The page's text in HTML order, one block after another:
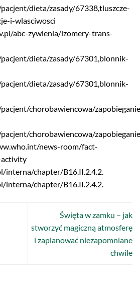
dieta/zasady/67338,tluszcze-
i-wlasciwosci
abc-zywienia/izomery-trans-
dieta/zasady/67301,blonnik-
dieta/zasady/67301,blonnik-
chorobawiencowa/
chorobawiencowa/
news-room/fact-
interna/chapter/B16.II.2.4.2.
interna/chapter/B16.II.2.4.2.
Święta w zamku – jak
stworzyć magiczną atmosferę
i zaplanować niezapomniane
chwile